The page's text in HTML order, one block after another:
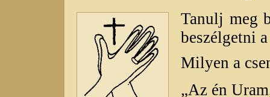
Tanulj meg
beszélgetni
Milyen a
„Az én